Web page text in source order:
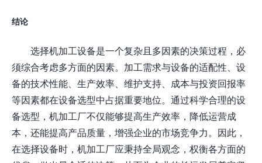
结论
选择机加工设备是一个复杂且多因素的决策过程，必
须综合考虑多方面的因素。加工需求与设备的适配性、设
备的技术性能、生产效率、维护支持、成本与投资回报率
等因素都在设备选型中占据重要地位。通过科学合理的设
备选型，机加工厂不仅能够提高生产效率，降低运营成
本，还能提高产品质量，增强企业的市场竞争力。因此，
在选择设备时，机加工厂应秉持全局观念，权衡各方面的